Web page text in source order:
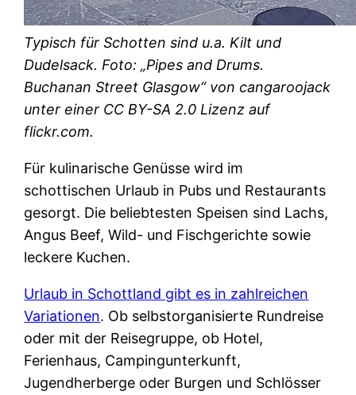
Typisch für Schotten sind u.a. Kilt und
Dudelsack. Foto: „Pipes and Drums.
Buchanan Street Glasgow“ von cangaroojack
unter einer CC BY-SA 2.0 Lizenz auf
flickr.com.
Für kulinarische Genüsse wird im
schottischen Urlaub in Pubs und Restaurants
gesorgt. Die beliebtesten Speisen sind Lachs,
Angus Beef, Wild- und Fischgerichte sowie
leckere Kuchen.
Urlaub in Schottland gibt es in zahlreichen
Variationen. Ob selbstorganisierte Rundreise
oder mit der Reisegruppe, ob Hotel,
Ferienhaus, Campingunterkunft,
Jugendherberge oder Burgen und Schlösser